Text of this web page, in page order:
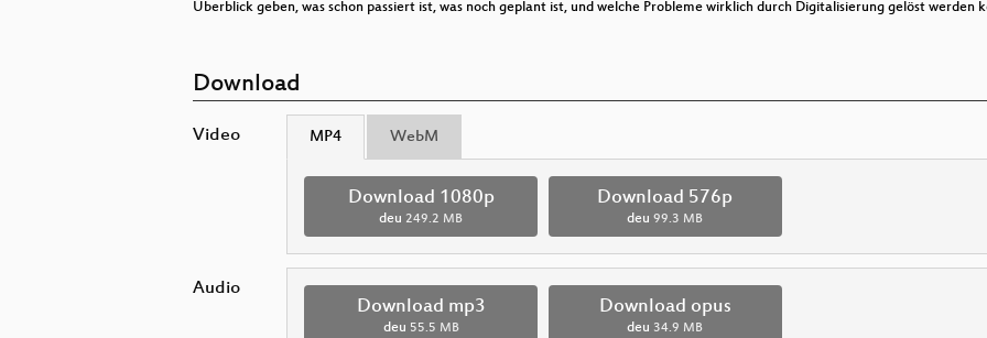
Überblick geben, was schon passiert ist, was noch geplant ist, und welche Probleme wirklich durch Digitalisierung gelöst werden
Download
Video MP4 WebM
Download 1080p
deu 249.2 MB
Download 576p
deu 99.3 MB
Audio
Download mp3
deu 55.5 MB
Download opus
deu 34.9 MB